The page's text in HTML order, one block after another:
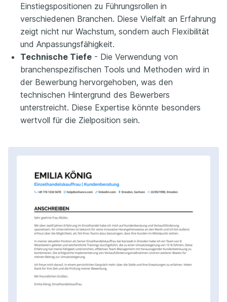
Einstiegspositionen zu Führungsrollen in
verschiedenen Branchen. Diese Vielfalt an Erfahrung
zeigt nicht nur Wachstum, sondern auch Flexibilität
und Anpassungsfähigkeit.
Technische Tiefe - Die Verwendung von
branchenspezifischen Tools und Methoden wird in
der Bewerbung hervorgehoben, was den
technischen Hintergrund des Bewerbers
unterstreicht. Diese Expertise könnte besonders
wertvoll für die Zielposition sein.